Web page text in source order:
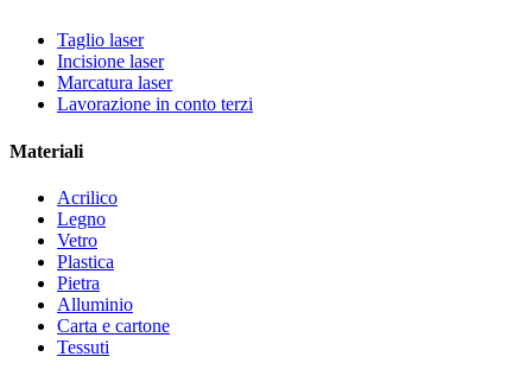
Taglio laser
Incisione laser
Marcatura laser
Lavorazione in conto terzi
Materiali
Acrilico
Legno
Vetro
Plastica
Pietra
Alluminio
Carta e cartone
Tessuti